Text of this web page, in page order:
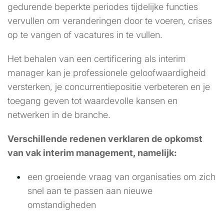
gedurende beperkte periodes tijdelijke functies
vervullen om veranderingen door te voeren, crises
op te vangen of vacatures in te vullen.
Het behalen van een certificering als interim
manager kan je professionele geloofwaardigheid
versterken, je concurrentiepositie verbeteren en je
toegang geven tot waardevolle kansen en
netwerken in de branche.
Verschillende redenen verklaren de opkomst
van vak interim management, namelijk:
een groeiende vraag van organisaties om zich
snel aan te passen aan nieuwe
omstandigheden